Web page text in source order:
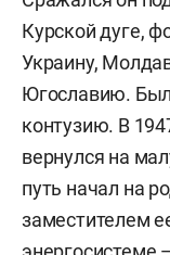
Курской дуге,
Украину,
Югославию.
контузию. В
вернулся на
путь начал на
заместителем